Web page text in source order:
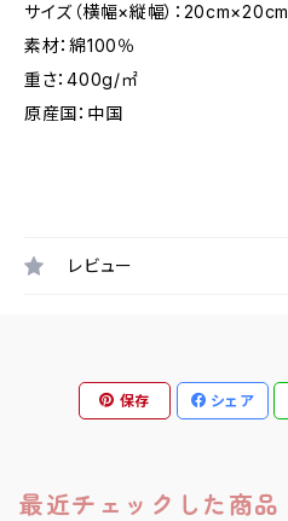
サイズ（横幅×縦幅）：20cm×20cm
素材：綿100％
重さ：400g/㎡
原産国：中国
レビュー
保存 シェア
最近チェックした商品